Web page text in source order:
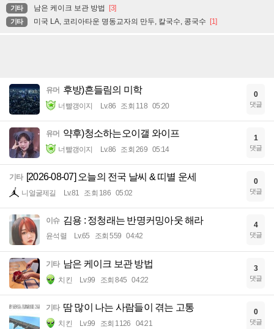
기타 남은 케이크 보관 방법 [3]
기타 미국 LA, 코리아타운 명동교자의 만두, 칼국수, 콩국수 [1]
유머 후방)흔들림의 미학
너빨갱이지 Lv.86 조회 118 05:20
0
댓글
유머 약후)청소하는오이갤 와이프
너빨갱이지 Lv.86 조회 269 05:14
1
댓글
기타 [2026-08-07] 오늘의 전국 날씨 & 띠별 운세
니얼굴제길 Lv.81 조회 186 05:02
0
댓글
이슈 김용 : 정청래는 반명커밍아웃 해라
윤석렬 Lv.65 조회 559 04:42
4
댓글
기타 남은 케이크 보관 방법
치킨 Lv.99 조회 845 04:22
3
댓글
기타 땀 많이 나는 사람들이 겪는 고통
치킨 Lv.99 조회 1126 04:21
0
댓글